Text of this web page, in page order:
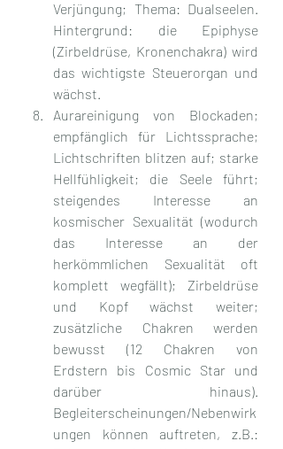
Verjüngung; Thema: Dualseelen.
Hintergrund: die Epiphyse
(Zirbeldrüse, Kronenchakra) wird
das wichtigste Steuerorgan und
wächst.
Aurareinigung von Blockaden;
empfänglich für Lichtssprache;
Lichtschriften blitzen auf; starke
Hellfühligkeit; die Seele führt;
steigendes Interesse an
kosmischer Sexualität (wodurch
das Interesse an der
herkömmlichen Sexualität oft
komplett wegfällt); Zirbeldrüse
und Kopf wächst weiter;
zusätzliche Chakren werden
bewusst (12 Chakren von
Erdstern bis Cosmic Star und
darüber hinaus).
Begleiterscheinungen/Nebenwirk
ungen können auftreten, z.B.: